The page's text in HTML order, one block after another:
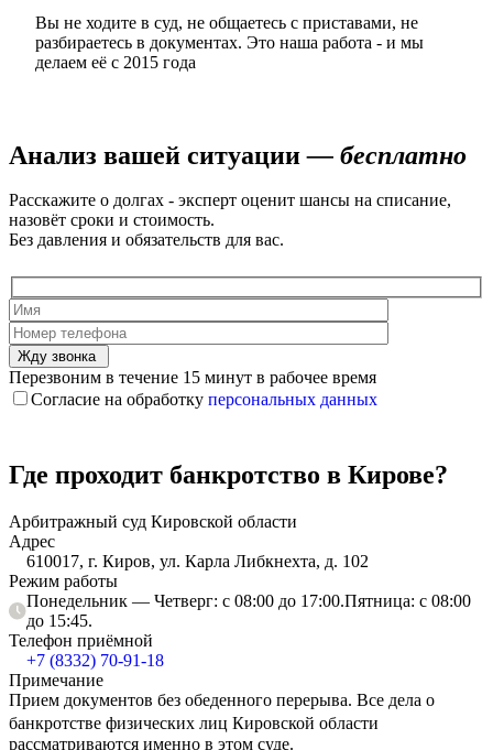
Вы не ходите в суд, не общаетесь с приставами, не
разбираетесь в документах. Это наша работа - и мы
делаем её с 2015 года
Анализ вашей ситуации— бесплатно
Расскажите о долгах - эксперт оценит шансы на списание,
назовёт сроки и стоимость.
Без давления и обязательств для вас.
Жду звонка
Перезвоним в течение 15 минут в рабочее время
Согласие на обработку персональных данных
Где проходит банкротство в Кирове?
Арбитражный суд Кировской области
Адрес
610017, г. Киров, ул. Карла Либкнехта, д. 102
Режим работы
Понедельник — Четверг: с 08:00 до 17:00.Пятница: с 08:00
до 15:45.
Телефон приёмной
+7 (8332) 70-91-18
Примечание
Прием документов без обеденного перерыва. Все дела о
банкротстве физических лиц Кировской области
рассматриваются именно в этом суде.